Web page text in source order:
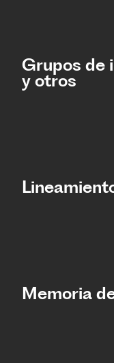
Grupos de
y otros
Memoria